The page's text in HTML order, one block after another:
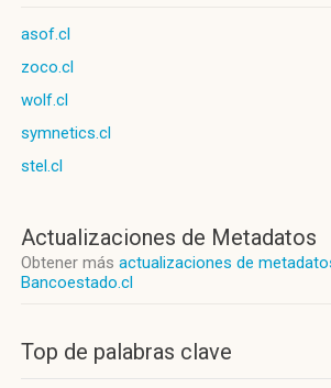
asof.cl
zoco.cl
wolf.cl
symnetics.cl
stel.cl
Actualizaciones de Metadatos
Obtener más actualizaciones de
Bancoestado.cl
Top de palabras clave